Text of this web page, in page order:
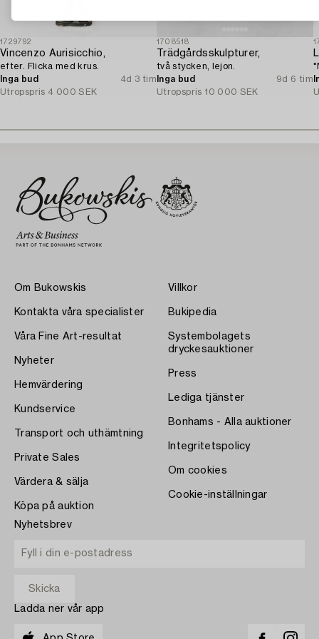
1729792
Vincenzo Aurisicchio,
efter. Flicka med krus.
Inga bud
4d 3 tim
Utropspris 4 000 SEK
1708518
Trädgårdsskulpturer,
två stycken, lejon.
Inga bud
9d 6 tim
Utropspris 10 000 SEK
Om Bukowskis
Kontakta våra specialister
Våra Fine Art-resultat
Nyheter
Hemvärdering
Kundservice
Transport och uthämtning
Private Sales
Värdera & sälja
Köpa på auktion
Villkor
Bukipedia
Systembolagets
dryckesauktioner
Press
Lediga tjänster
Bonhams - Alla auktioner
Integritetspolicy
Om cookies
Cookie-inställningar
Nyhetsbrev
Ladda ner vår app